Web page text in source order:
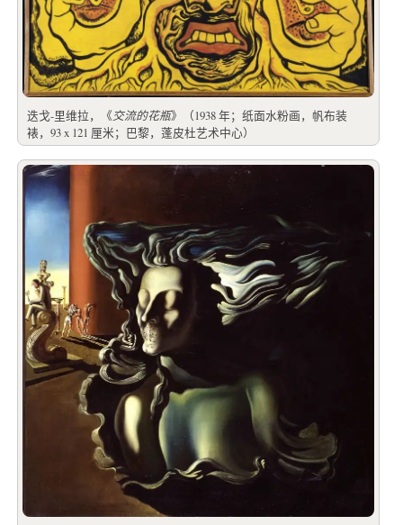
迭戈-里维拉，《交流的花瓶》（1938 年；纸面水粉画，帆布装
裱，93 x 121 厘米；巴黎，蓬皮杜艺术中心）